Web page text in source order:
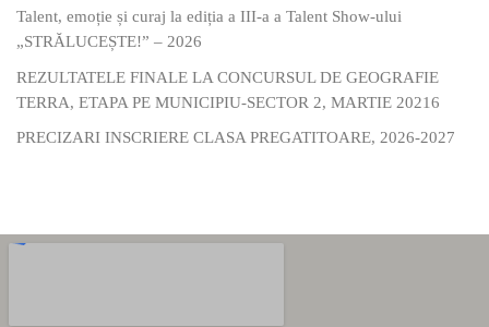
Talent, emoție și curaj la ediția a III-a a Talent Show-ului
„STRĂLUCEȘTE!” – 2026
REZULTATELE FINALE LA CONCURSUL DE GEOGRAFIE
TERRA, ETAPA PE MUNICIPIU-SECTOR 2, MARTIE 20216
PRECIZARI INSCRIERE CLASA PREGATITOARE, 2026-2027